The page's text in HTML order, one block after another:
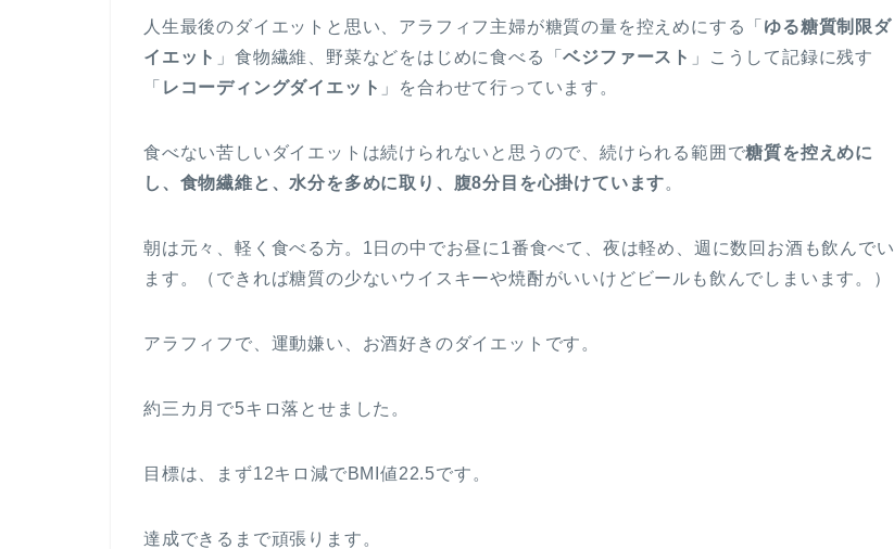
人生最後のダイエットと思い、アラフィフ主婦が糖質の量を控えめにする「 ゆる糖質制限ダ
イエット 」食物繊維、野菜などをはじめに食べる「ベジファースト 」こうして記録に残す
「 レコーディングダイエット 」を合わせて行っています。
食べない苦しいダイエットは続けられないと思うので、続けられる範囲で糖質を控えめに
し、食物繊維と、水分を多めに取り、腹8分目を心掛けています。
朝は元々、軽く食べる方。1日の中でお昼に1番食べて、夜は軽め、週に数回お酒も飲んでい
ます。（できれば糖質の少ないウイスキーや焼酎がいいけどビールも飲んでしまいます。）
アラフィフで、運動嫌い、お酒好きのダイエットです。
約三カ月で5キロ落とせました。
目標は、まず12キロ減でBMI値22.5です。
達成できるまで頑張ります。